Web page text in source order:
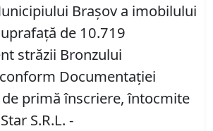
Braşov a imobilului
de 10.719
străzii Bronzului
Documentației
primă înscriere, întocmite
S.R.L. -